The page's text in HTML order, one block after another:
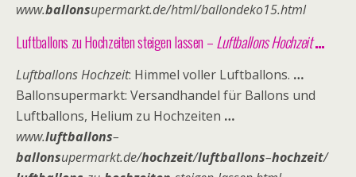
www.ballonsupermarkt.de/html/ballondeko15.html
Luftballons zu Hochzeiten steigen lassen –Luftballons Hochzeit…
Luftballons Hochzeit: Himmel voller Luftballons. …
Ballonsupermarkt: Versandhandel für Ballons und
Luftballons, Helium zu Hochzeiten …
www.luftballons–
ballonsupermarkt.de/hochzeit/luftballons–hochzeit/